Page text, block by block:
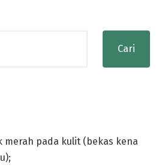
merah pada kulit (bekas kena